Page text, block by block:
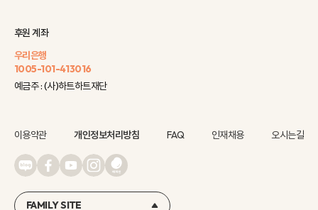
후원 계좌
우리은행
1005-101-413016
예금주 : (사)하트하트재단
이용약관 개인정보처리방침 FAQ 인재채용 오시는길
FAMILY SITE